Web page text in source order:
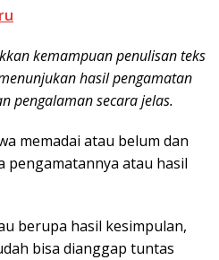
kemampuan penulisan teks
hasil pengamatan
pengalaman secara jelas.
memadai atau belum dan
pengamatannya atau hasil
berupa hasil kesimpulan,
bisa dianggap tuntas